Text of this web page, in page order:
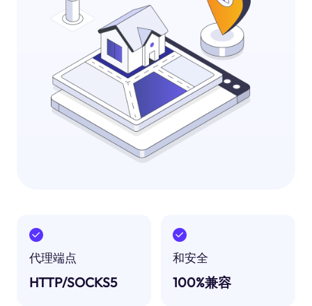
代理端点
HTTP/SOCKS5
和安全
100%兼容